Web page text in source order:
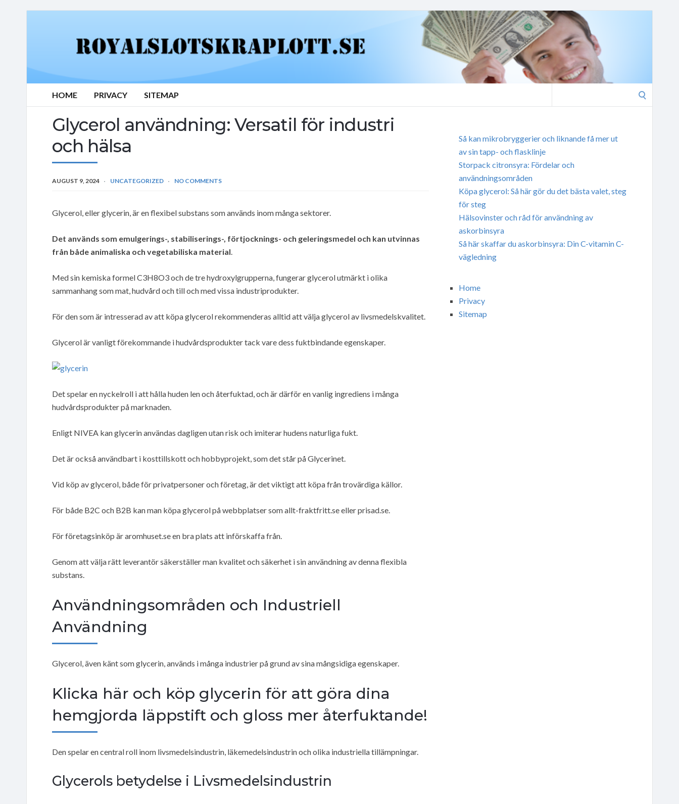
HOME PRIVACY SITEMAP
Glycerol användning: Versatil för industri
och hälsa
AUGUST 9, 2024 UNCATEGORIZED NO COMMENTS
Glycerol, eller glycerin, är en flexibel substans som används inom många sektorer.
Det används som emulgerings-, stabiliserings-, förtjocknings- och geleringsmedel och kan utvinnas
från både animaliska och vegetabiliska material.
Med sin kemiska formel C3H8O3 och de tre hydroxylgrupperna, fungerar glycerol utmärkt i olika
sammanhang som mat, hudvård och till och med vissa industriprodukter.
För den som är intresserad av att köpa glycerol rekommenderas alltid att välja glycerol av livsmedelskvalitet.
Glycerol är vanligt förekommande i hudvårdsprodukter tack vare dess fuktbindande egenskaper.
Det spelar en nyckelroll i att hålla huden len och återfuktad, och är därför en vanlig ingrediens i många
hudvårdsprodukter på marknaden.
Enligt NIVEA kan glycerin användas dagligen utan risk och imiterar hudens naturliga fukt.
Det är också användbart i kosttillskott och hobbyprojekt, som det står på Glycerinet.
Vid köp av glycerol, både för privatpersoner och företag, är det viktigt att köpa från trovärdiga källor.
För både B2C och B2B kan man köpa glycerol på webbplatser som allt-fraktfritt.se eller prisad.se.
För företagsinköp är aromhuset.se en bra plats att införskaffa från.
Genom att välja rätt leverantör säkerställer man kvalitet och säkerhet i sin användning av denna flexibla
substans.
Användningsområden och Industriell
Användning
Glycerol, även känt som glycerin, används i många industrier på grund av sina mångsidiga egenskaper.
Klicka här och köp glycerin för att göra dina
hemgjorda läppstift och gloss mer återfuktande!
Den spelar en central roll inom livsmedelsindustrin, läkemedelsindustrin och olika industriella tillämpningar.
Glycerols betydelse i Livsmedelsindustrin
Så kan mikrobryggerier och liknande få mer ut
av sin tapp- och flasklinje
Storpack citronsyra: Fördelar och
användningsområden
Köpa glycerol: Så här gör du det bästa valet, steg
för steg
Hälsovinster och råd för användning av
askorbinsyra
Så här skaffar du askorbinsyra: Din C-vitamin C-
vägledning
Home
Privacy
Sitemap